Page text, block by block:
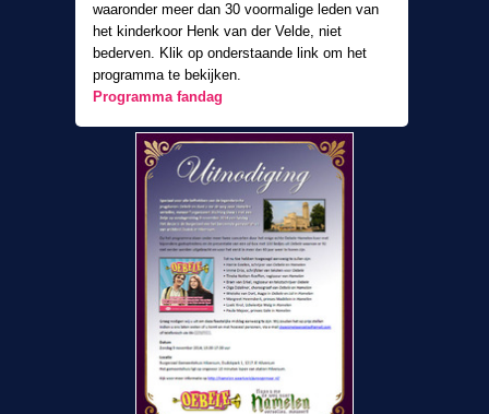
waaronder meer dan 30 voormalige leden van
het kinderkoor Henk van der Velde, niet
bederven. Klik op onderstaande link om het
programma te bekijken.
Programma fandag